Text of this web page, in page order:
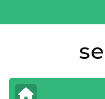
ke
Enter)